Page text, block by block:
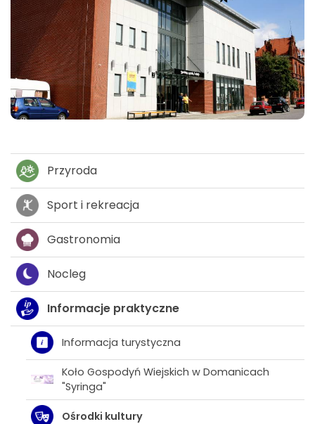
Przyroda
Sport i rekreacja
Gastronomia
Nocleg
Informacje praktyczne
Informacja turystyczna
Koło Gospodyń Wiejskich w Domanicach
"Syringa"
Ośrodki kultury